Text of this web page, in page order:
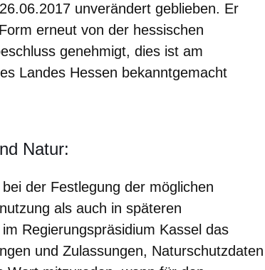
unverändert geblieben. Er
erneut von der hessischen
genehmigt, dies ist am
Landes Hessen bekanntgemacht
Natur:
der Festlegung der möglichen
als auch in späteren
Regierungspräsidium Kassel das
und Zulassungen, Naturschutzdaten